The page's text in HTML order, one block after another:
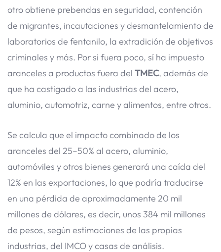
otro obtiene prebendas en seguridad, contención
de migrantes, incautaciones y desmantelamiento de
laboratorios de fentanilo, la extradición de objetivos
criminales y más. Por si fuera poco, sí ha impuesto
aranceles a productos fuera del TMEC, además de
que ha castigado a las industrias del acero,
aluminio, automotriz, carne y alimentos, entre otros.
Se calcula que el impacto combinado de los
aranceles del 25–50% al acero, aluminio,
automóviles y otros bienes generará una caída del
12% en las exportaciones, lo que podría traducirse
en una pérdida de aproximadamente 20 mil
millones de dólares, es decir, unos 384 mil millones
de pesos, según estimaciones de las propias
industrias, del IMCO y casas de análisis.